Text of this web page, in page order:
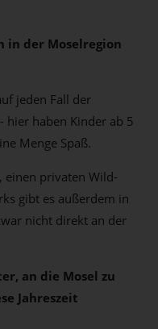
in der Moselregion
jeden Fall der
hier haben Kinder ab 5
Menge Spaß.
einen privaten Wild-
gibt es außerdem in
nicht direkt an der
an die Mosel zu
Jahreszeit